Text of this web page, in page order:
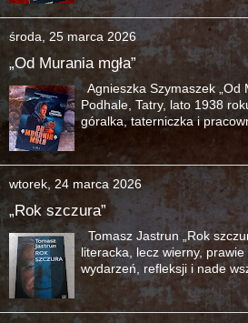
środa, 25 marca 2026
„Od Murania mgła”
Agnieszka Szymaszek „Od
Podhale, Tatry, lato 1938
góralka, taterniczka i
wtorek, 24 marca 2026
„Rok szczura”
Tomasz Jastrun „Rok
literacka, lecz wierny,
wydarzeń, refleksji i nade